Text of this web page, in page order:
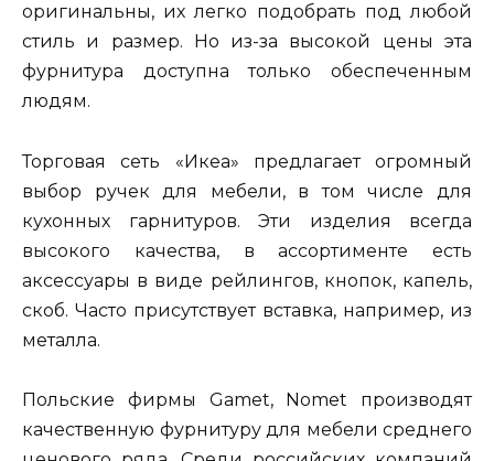
оригинальны, их легко подобрать под любой
стиль и размер. Но из-за высокой цены эта
фурнитура доступна только обеспеченным
людям.
Торговая сеть «Икеа» предлагает огромный
выбор ручек для мебели, в том числе для
кухонных гарнитуров. Эти изделия всегда
высокого качества, в ассортименте есть
аксессуары в виде рейлингов, кнопок, капель,
скоб. Часто присутствует вставка, например, из
металла.
Польские фирмы Gamet, Nomet производят
качественную фурнитуру для мебели среднего